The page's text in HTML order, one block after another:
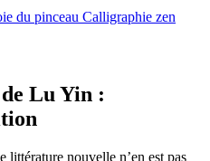
du pinceau Calligraphie zen
Lu Yin :
littérature nouvelle n’en est pas